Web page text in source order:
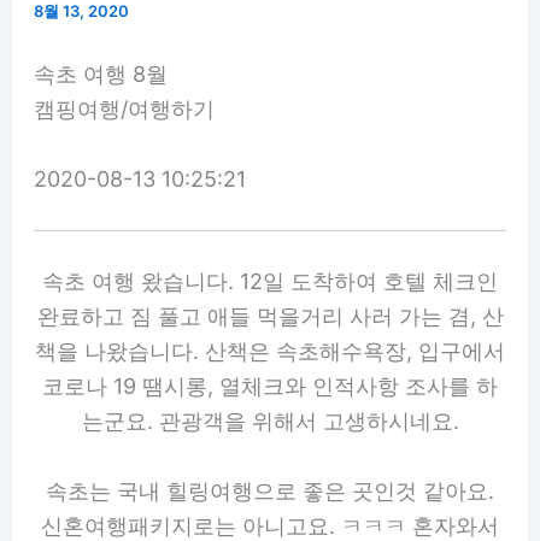
8월 13, 2020
속초 여행 8월
캠핑여행/여행하기
2020-08-13 10:25:21
속초 여행 왔습니다. 12일 도착하여 호텔 체크인
완료하고 짐 풀고 애들 먹을거리 사러 가는 겸, 산
책을 나왔습니다. 산책은 속초해수욕장, 입구에서
코로나 19 땜시롱, 열체크와 인적사항 조사를 하
는군요. 관광객을 위해서 고생하시네요.
속초는 국내 힐링여행으로 좋은 곳인것 같아요.
신혼여행패키지로는 아니고요. ㅋㅋㅋ 혼자와서